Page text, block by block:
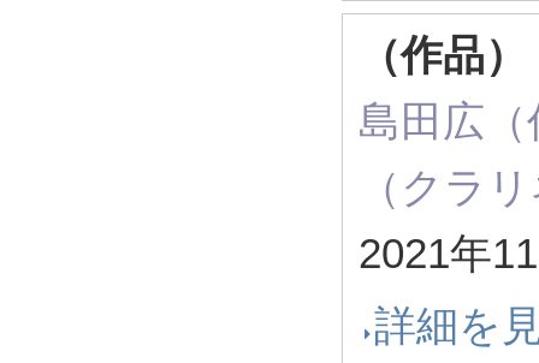
（作品
島田広
（クラ
2021年
詳細を